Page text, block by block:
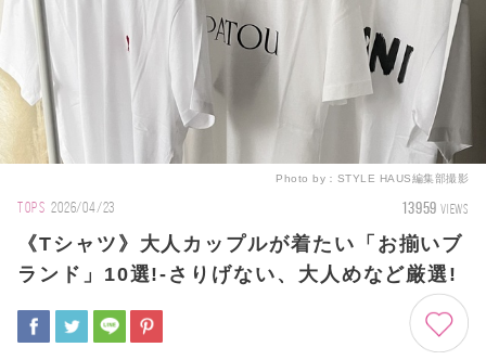
Photo by： STYLE HAUS編集部撮影
TOPS 2026/04/23 13959 VIEWS
《Tシャツ》大人カップルが着たい「お揃いブ
ランド」10選!-さりげない、大人めなど厳選!